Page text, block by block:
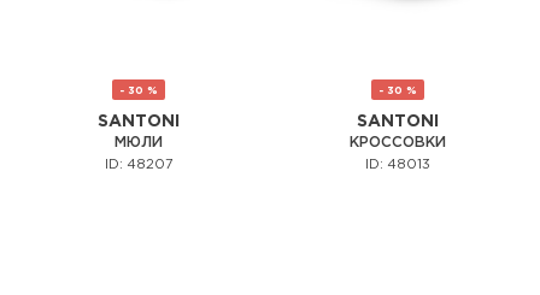
- 30 %
SANTONI
МЮЛИ
ID: 48207
- 30 %
SANTONI
КРОССОВКИ
ID: 48013